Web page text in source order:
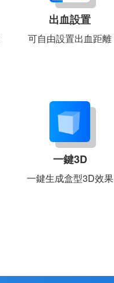
出血設置
可自由設置出血距離
一鍵3D
一鍵生成盒型3D效果